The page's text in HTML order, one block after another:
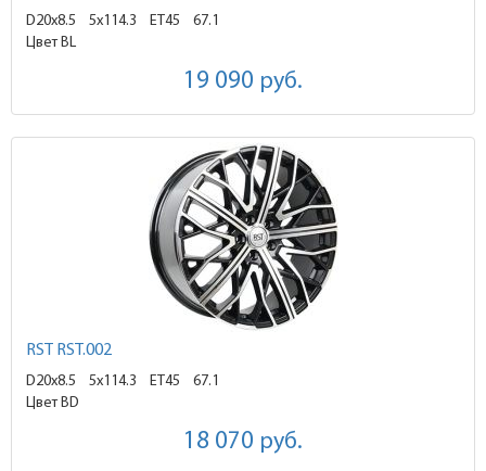
D20x8.5 5x114.3 ET45
67.1
Цвет BL
19 090 руб.
RST RST.002
D20x8.5 5x114.3 ET45
67.1
Цвет BD
18 070 руб.